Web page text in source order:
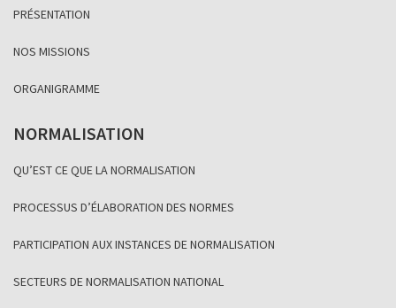
PRÉSENTATION
NOS MISSIONS
ORGANIGRAMME
NORMALISATION
QU’EST CE QUE LA NORMALISATION
PROCESSUS D’ÉLABORATION DES NORMES
PARTICIPATION AUX INSTANCES DE NORMALISATION
SECTEURS DE NORMALISATION NATIONAL